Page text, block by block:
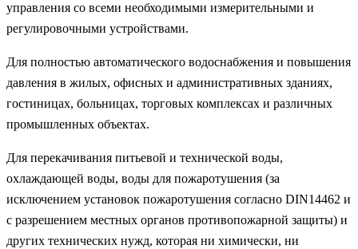
управления со всеми необходимыми измерительными и
регулировочными устройствами.
Для полностью автоматического водоснабжения и повышения
давления в жилых, офисных и административных зданиях,
гостиницах, больницах, торговых комплексах и различных
промышленных объектах.
Для перекачивания питьевой и технической воды,
охлаждающей воды, воды для пожаротушения (за
исключением установок пожаротушения согласно DIN14462 и
с разрешением местных органов противопожарной защиты) и
других технических нужд, которая ни химически, ни